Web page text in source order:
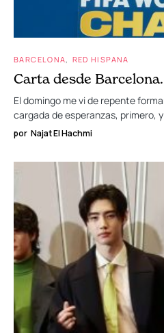
BARCELONA RED HISPANA
Carta desde
El domingo me vi de repente
cargada de esperanzas, primero,
por Najat El Hachmi